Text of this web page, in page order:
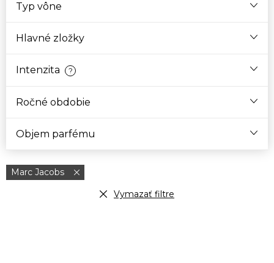
Typ vône
Hlavné zložky
Intenzita ?
Ročné obdobie
Objem parfému
Marc Jacobs
Vymazať filtre